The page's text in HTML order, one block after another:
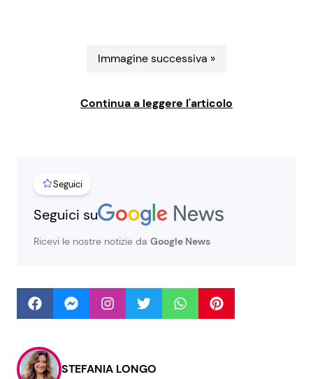
Moda e Style
News benessere
Salute
Festività
Consigli di Cucina
Dolci
Ricette Facili e Veloci
Ricette per Bambini
Seguici
Immagine successiva »
Continua a leggere l'articolo
Seguici
Seguici su
Ricevi le nostre notizie da Google News
STEFANIA LONGO